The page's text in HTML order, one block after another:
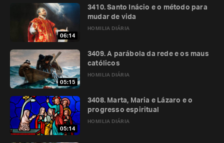
06:14
HOMILIA DIÁRIA
3410. Santo Inácio e o método para
mudar de vida
05:15
HOMILIA DIÁRIA
3409. A parábola da rede e os maus
católicos
05:14
HOMILIA DIÁRIA
3408. Marta, Maria e Lázaro e o
progresso espiritual